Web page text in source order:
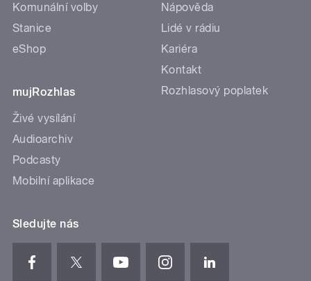
Komunální volby
Stanice
eShop
mujRozhlas
Živé vysílání
Audioarchiv
Podcasty
Mobilní aplikace
Nápověda
Lidé v rádiu
Kariéra
Kontakt
Rozhlasový poplatek
Sledujte nás